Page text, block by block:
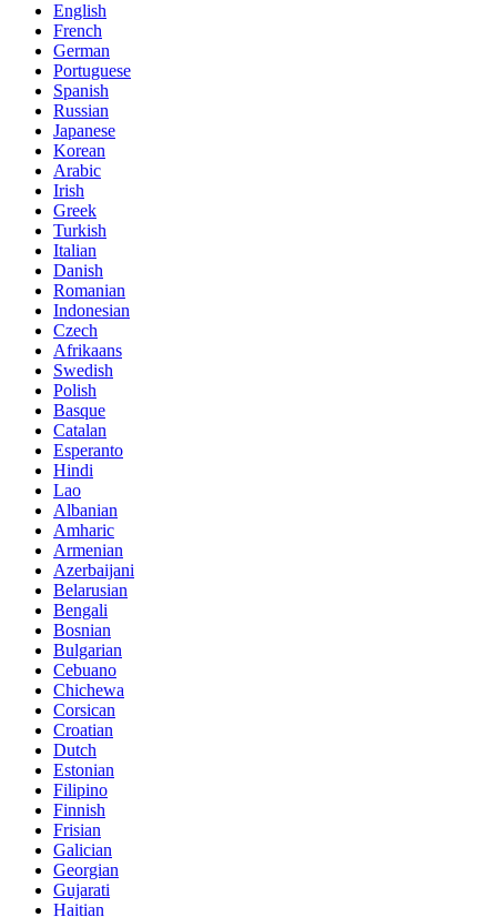
English
French
German
Portuguese
Spanish
Russian
Japanese
Korean
Arabic
Irish
Greek
Turkish
Italian
Danish
Romanian
Indonesian
Czech
Afrikaans
Swedish
Polish
Basque
Catalan
Esperanto
Hindi
Lao
Albanian
Amharic
Armenian
Azerbaijani
Belarusian
Bengali
Bosnian
Bulgarian
Cebuano
Chichewa
Corsican
Croatian
Dutch
Estonian
Filipino
Finnish
Frisian
Galician
Georgian
Gujarati
Haitian